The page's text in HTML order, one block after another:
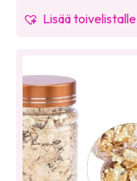
Lisää toivelistalle